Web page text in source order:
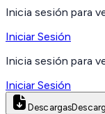
Inicia sesión para
Iniciar Sesión
Inicia sesión para
Iniciar Sesión
Descargas